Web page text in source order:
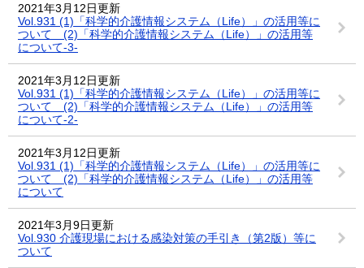
2021年3月12日更新
Vol.931 (1)「科学的介護情報システム（Life）」の活用等に
ついて (2)「科学的介護情報システム（Life）」の活用等
について-3-
2021年3月12日更新
Vol.931 (1)「科学的介護情報システム（Life）」の活用等に
ついて (2)「科学的介護情報システム（Life）」の活用等
について-2-
2021年3月12日更新
Vol.931 (1)「科学的介護情報システム（Life）」の活用等に
ついて (2)「科学的介護情報システム（Life）」の活用等
について
2021年3月9日更新
Vol.930 介護現場における感染対策の手引き（第2版）等に
ついて